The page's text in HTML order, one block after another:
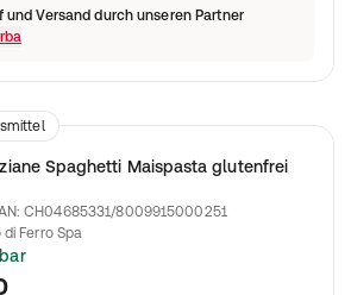
und Versand durch unseren Partner
Spaghetti Maispasta glutenfrei
:CH04685331/8009915000251
di Ferro Spa
zum Verzehr